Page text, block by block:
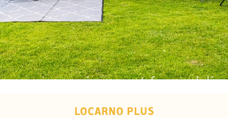
LOCARNO PLUS